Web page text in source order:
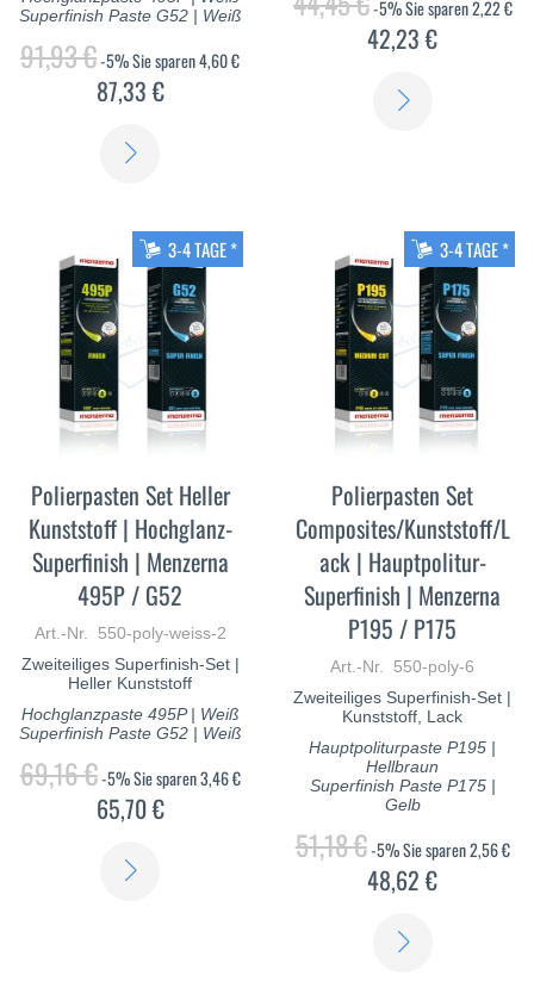
Superfinish Paste G52 | Weiß
91,93 €-5%Sie sparen4,60 €
87,33 €
-5%Sie sparen2,22 €
42,23 €
3-4 TAGE *
Polierpasten Set Heller
Kunststoff | Hochglanz-
Superfinish | Menzerna
495P / G52
Art.-Nr. 550-poly-weiss-2
Zweiteiliges Superfinish-Set |
Heller Kunststoff
Hochglanzpaste 495P | Weiß
Superfinish Paste G52 | Weiß
69,16 €-5%Sie sparen3,46 €
65,70 €
3-4 TAGE *
Polierpasten Set
Composites/Kunststoff/L
ack | Hauptpolitur-
Superfinish | Menzerna
P195 / P175
Art.-Nr. 550-poly-6
Zweiteiliges Superfinish-Set |
Kunststoff, Lack
Hauptpoliturpaste P195 |
Hellbraun
Superfinish Paste P175 |
Gelb
51,18 €-5%Sie sparen2,56 €
48,62 €